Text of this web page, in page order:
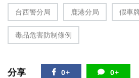
台西警分局 鹿港分局 假車
毒品危害防制條例
分享 0+ 0+